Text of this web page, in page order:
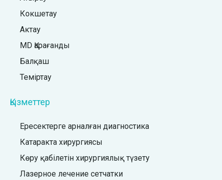
Кокшетау
Актау
MD Қарағанды
Балқаш
Теміртау
Қызметтер
Ересектерге арналған диагностика
Катаракта хирургиясы
Көру қабілетін хирургиялық түзету
Лазерное лечение сетчатки